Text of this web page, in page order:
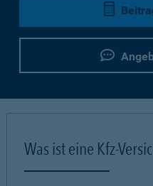
Was ist eine Kfz-